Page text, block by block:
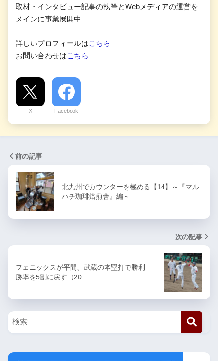
取材・インタビュー記事の執筆とWebメディアの運営を
メインに事業展開中
詳しいプロフィールはこちら
お問い合わせはこちら
X Facebook
前の記事
北九州でカウンターを極める【14】～『マル
ハチ珈琲焙煎舎』編～
次の記事
フェニックスが平間、武蔵の本塁打で勝利
勝率を5割に戻す（20…